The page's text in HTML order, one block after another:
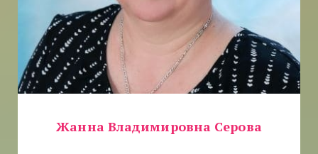
Жанна Владимировна Серова